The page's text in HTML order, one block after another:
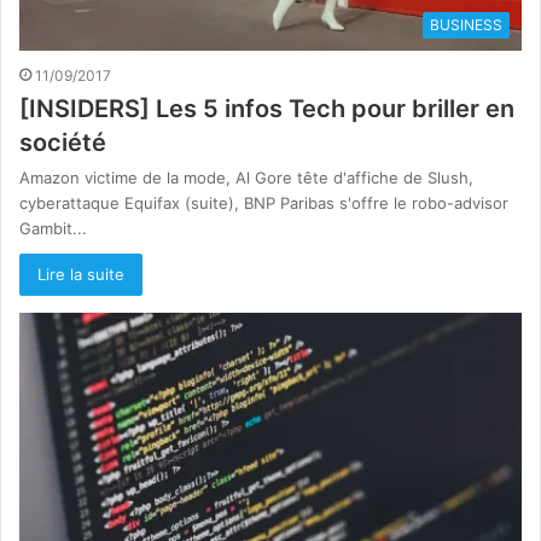
BUSINESS
11/09/2017
[INSIDERS] Les 5 infos Tech pour briller en
société
Amazon victime de la mode, Al Gore tête d'affiche de Slush,
cyberattaque Equifax (suite), BNP Paribas s'offre le robo-advisor
Gambit...
Lire la suite